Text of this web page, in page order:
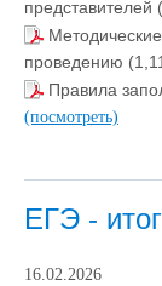
проведению
Правила
(посмотреть)
ЕГЭ -
16.02.2026